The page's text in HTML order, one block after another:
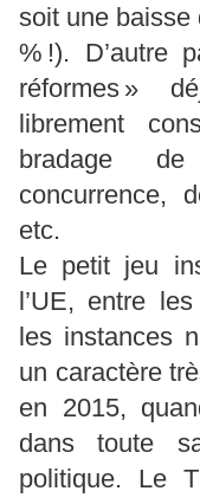
soit une baisse
% !).
réformes »
librement
bradage
concurrence,
etc.
Le petit jeu
l’UE, entre
les instances
un caractère
en 2015,
dans toute
politique. Le